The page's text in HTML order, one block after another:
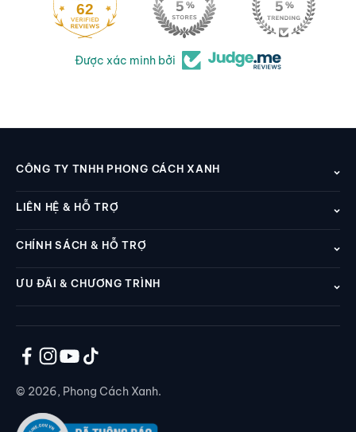
62
Được xác minh bởi
CÔNG TY TNHH PHONG CÁCH XANH
LIÊN HỆ & HỖ TRỢ
CHÍNH SÁCH & HỖ TRỢ
ƯU ĐÃI & CHƯƠNG TRÌNH
© 2026, Phong Cách Xanh.